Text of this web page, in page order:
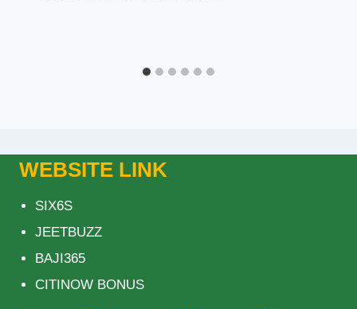
WEBSITE LINK
SIX6S
JEETBUZZ
BAJI365
CITINOW BONUS